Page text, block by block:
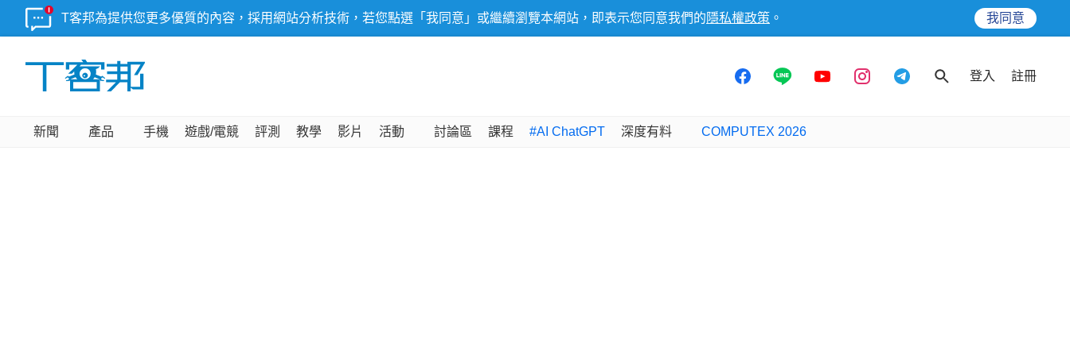
T客邦為提供您更多優質的內容，採用網站分析技術，若您點選「我同意」或繼續瀏覽本網站，即表示您同意我們的 隱私權政策 。 我同意
登入 註冊
新聞 產品 手機 遊戲/電競 評測 教學 影片 活動 討論區 課程 #AI ChatGPT 深度有料 COMPUTEX 2026